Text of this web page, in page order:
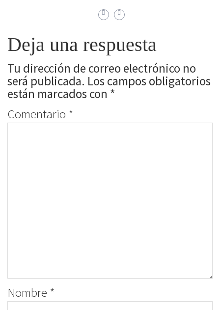
Deja una respuesta
Tu dirección de correo electrónico no
será publicada. Los campos obligatorios
están marcados con *
Comentario *
Nombre *